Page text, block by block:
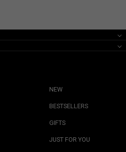
NEW
BESTSELLERS
GIFTS
JUST FOR YOU